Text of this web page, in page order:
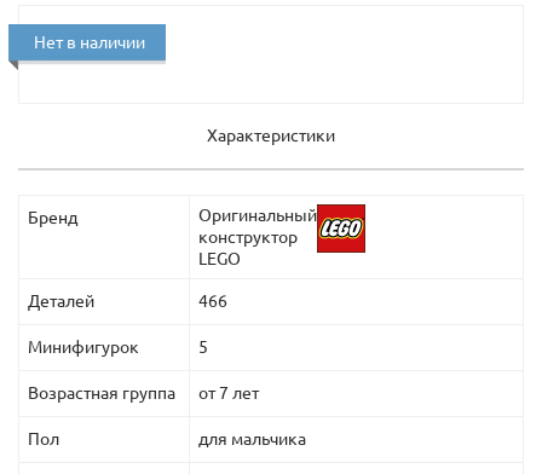
Нет в наличии
Характеристики
Бренд
Оригинальный
конструктор
LEGO
Деталей 466
Минифигурок 5
Возрастная группа от 7 лет
Пол для мальчика